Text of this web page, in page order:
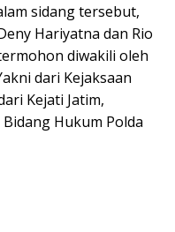
sidang tersebut,
Hariyatna dan Rio
diwakili oleh
dari Kejaksaan
Kejati Jatim,
Hukum Polda